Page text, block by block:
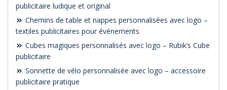
publicitaire ludique et original
Chemins de table et nappes personnalisées avec logo –
textiles publicitaires pour événements
Cubes magiques personnalisés avec logo – Rubik’s Cube
publicitaire
Sonnette de vélo personnalisée avec logo – accessoire
publicitaire pratique